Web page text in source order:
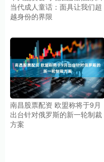
当代成人童话：面具让我们超
越身份的界限
南昌股票配资 欧盟称将于9月
出台针对俄罗斯的新一轮制裁
方案